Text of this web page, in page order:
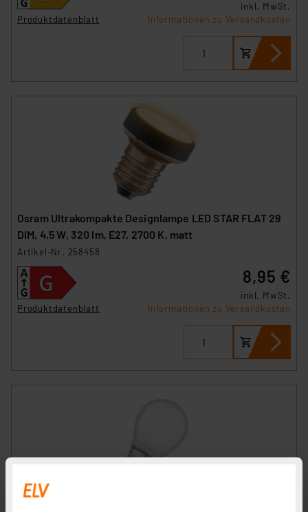
Produktdatenblatt
inkl. MwSt.
Informationen zu Versandkosten
Osram Ultrakompakte Designlampe LED STAR FLAT 29
DIM, 4,5 W, 320 lm, E27, 2700 K, matt
Artikel-Nr. 258458
Produktdatenblatt
8,95 €
inkl. MwSt.
Informationen zu Versandkosten